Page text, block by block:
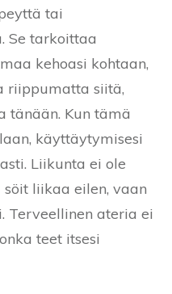
tai
Se tarkoittaa
kehoasi kohtaan,
riippumatta siitä,
tänään. Kun tämä
käyttäytymisesi
Liikunta ei ole
liikaa eilen, vaan
Terveellinen ateria ei
teet itsesi